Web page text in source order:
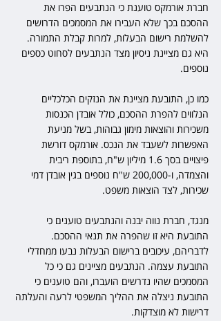
חברת אורמקס טוענת כי הנתבעים הפרו את
ההסכם בכך שלא העבירו את המסמכים הדרושים
להשלמת רישום הבעלות, למרות קבלת התמורה.
היא גם מציינת ניסיון מצד הנתבעים לסחוט כספים
נוספים.
כמו כן, התובעת מציינת את הנזקים הכלכליים
הנלווים להפרת ההסכם, כולל אובדן הכנסות
משכירות והוצאות מימון גבוהות, בשל מניעת
האפשרות לשעבד את הנכס. אורמקס דורשת
פיצויים בסך 1.6 מיליון ש"ח, בתוספת ריבית
והצמדה, ו-200,000 ש"ח נוספים בגין אובדן דמי
שכירות, לצד הוצאות משפט.
מנגד, חברת נווה יבנה והנתבעים טוענים כי
התובעת היא זו שהפרה את תנאי ההסכם.
לדבריהם, עיכובים ברישום הבעלות נבעו ממחדלי
התובעת עצמה. הנתבעים מציינים גם כי כל
המסמכים שהיו נדרשים הועברו, והם טוענים כי
התובעת ניצלה את ההליך המשפטי לרעה והעלתה
דרישות לא מוצדקות.